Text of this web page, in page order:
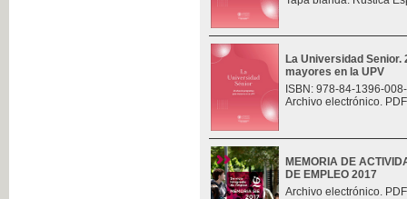
La Universidad
mayores en la UPV
ISBN: 978-84-1396-
Archivo electrónico.
MEMORIA DE
DE EMPLEO 2017
Archivo electrónico.